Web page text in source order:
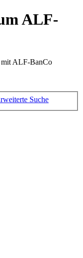
ALF-
ALF-BanCo
Suche